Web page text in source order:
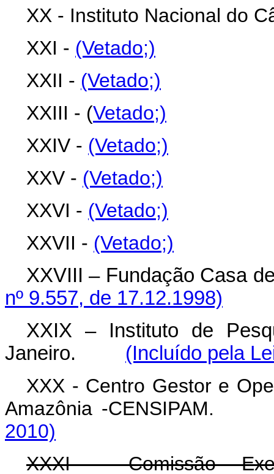
XX - Instituto Nacional do
XXI - (Vetado;)
XXII - (Vetado;)
XXIII - (Vetado;)
XXIV - (Vetado;)
XXV - (Vetado;)
XXVI - (Vetado;)
XXVII - (Vetado;)
XXVIII – Fundação
nº 9.557, de 17.12.1998)
XXIX – Instituto de
Janeiro. (Incluído pela
XXX - Centro Gestor e
Amazônia -
2010)
XXXI - Comissão